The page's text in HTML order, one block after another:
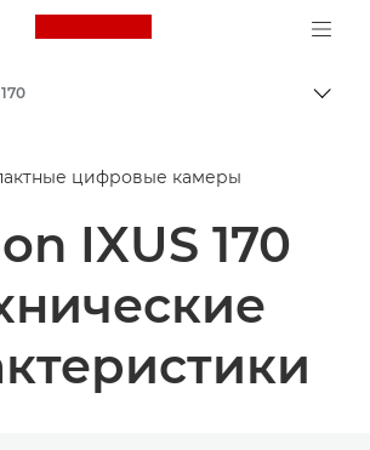
Canon Logo, back to
цифровые камеры
IXUS 170